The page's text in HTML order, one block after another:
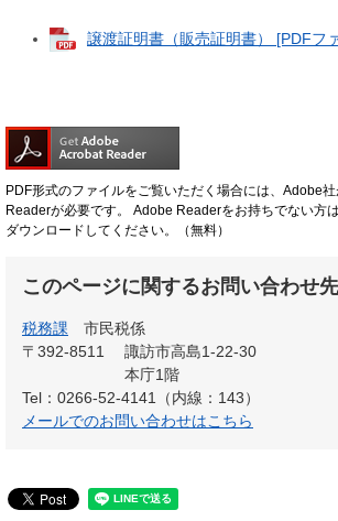
譲渡証明書（販売証明書） [PDFフ
PDF形式のファイルをご覧いただく場合には、Adobe
Readerが必要です。
Adobe Readerをお持ちでない方
ダウンロードしてください。（無料）
このページに関するお問い合わせ先
税務課
市民税係
〒392-8511
諏訪市高島1-22-30
本庁1階
Tel：0266-52-4141（内線：143）
メールでのお問い合わせはこちら